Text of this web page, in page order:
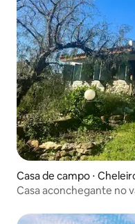
Casa de campo ⋅
Casa aconchegante no